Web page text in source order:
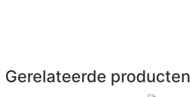
Gerelateerde producten